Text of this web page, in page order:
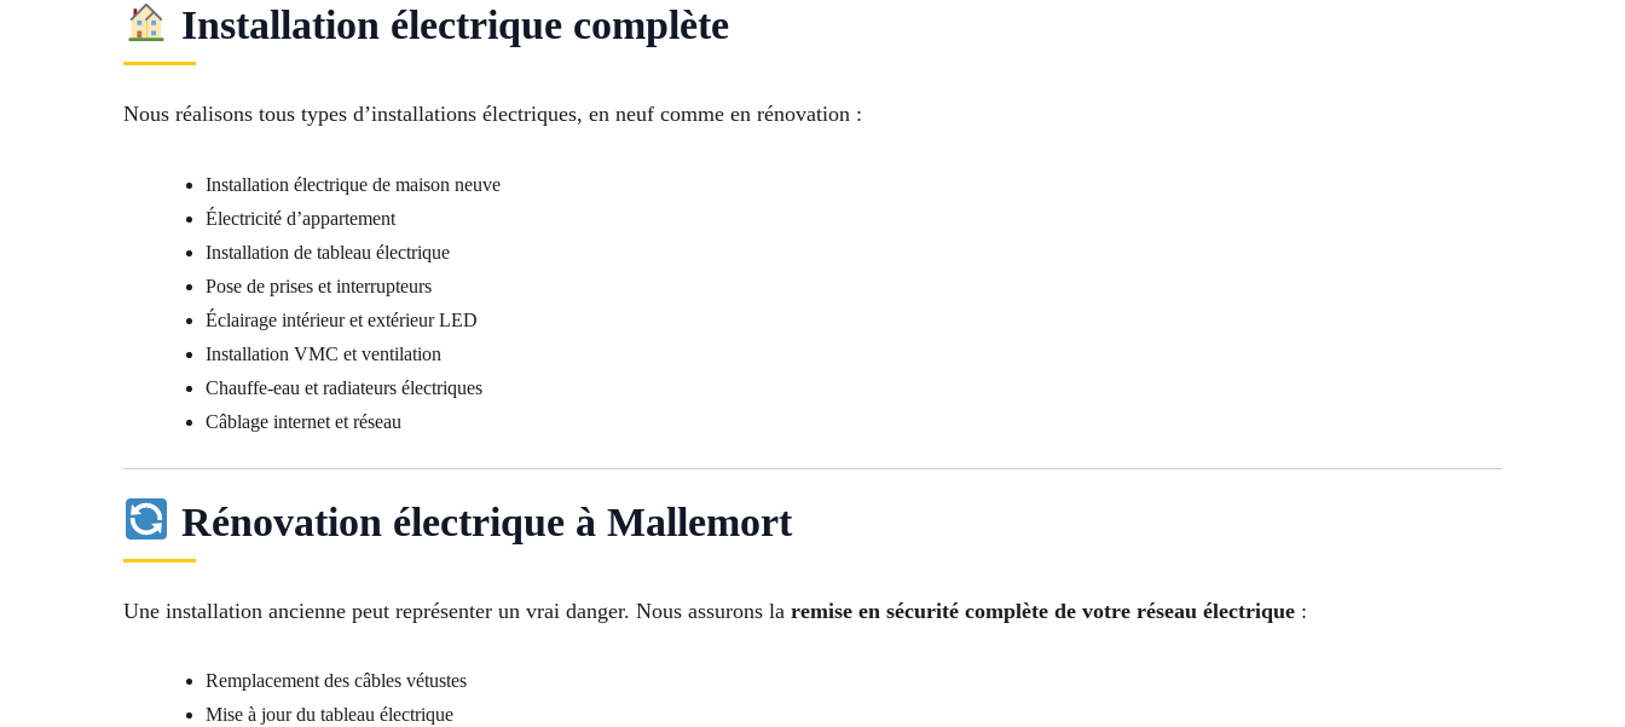
Installation électrique complète
Nous réalisons tous types d’installations électriques, en neuf comme en rénovation :
Installation électrique de maison neuve
Électricité d’appartement
Installation de tableau électrique
Pose de prises et interrupteurs
Éclairage intérieur et extérieur LED
Installation VMC et ventilation
Chauffe-eau et radiateurs électriques
Câblage internet et réseau
Rénovation électrique à Mallemort
Une installation ancienne peut représenter un vrai danger. Nous assurons la remise en sécurité complète de votre réseau électrique :
Remplacement des câbles vétustes
Mise à jour du tableau électrique